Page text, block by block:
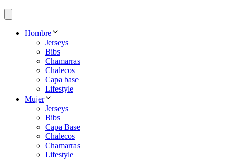
Hombre
Jerseys
Bibs
Chamarras
Chalecos
Capa base
Lifestyle
Mujer
Jerseys
Bibs
Capa Base
Chalecos
Chamarras
Lifestyle